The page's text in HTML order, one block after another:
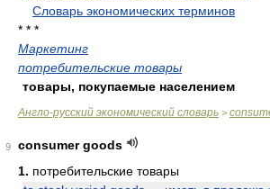
Словарь экономических терминов
* * *
Маркетинг
потребительские товары
товары, покупаемые населением
Англо-русский экономический словарь >
9
consumer goods
1. потребительские товары